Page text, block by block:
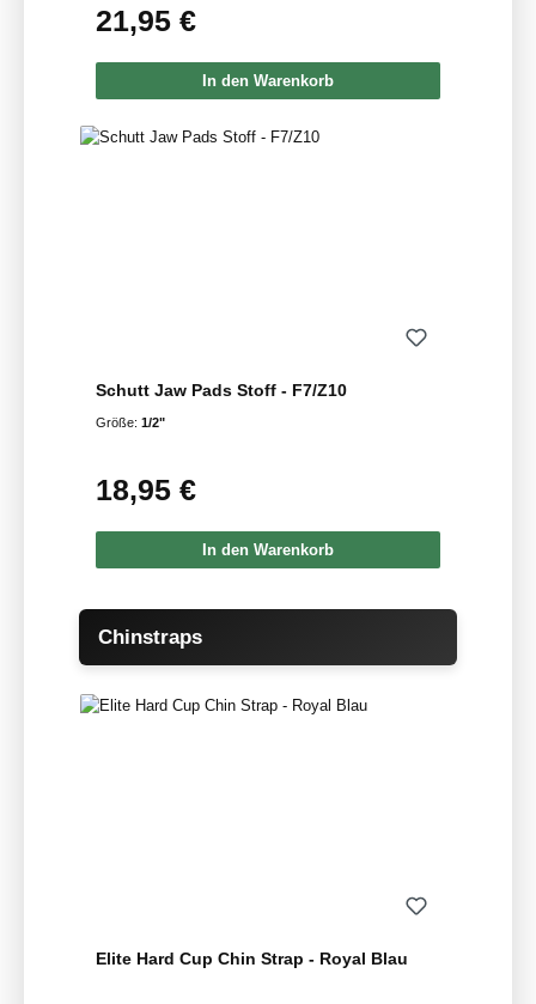
Regulärer Preis:
21,95 €
In den Warenkorb
Schutt Jaw Pads Stoff - F7/Z10
Größe: 1/2"
Regulärer Preis:
18,95 €
In den Warenkorb
Produktgalerie überspringen
Chinstraps
Elite Hard Cup Chin Strap - Royal Blau